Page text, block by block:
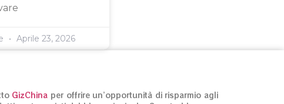
Aprile 23, 2026
GizChina per offrire un’opportunità di risparmio agli